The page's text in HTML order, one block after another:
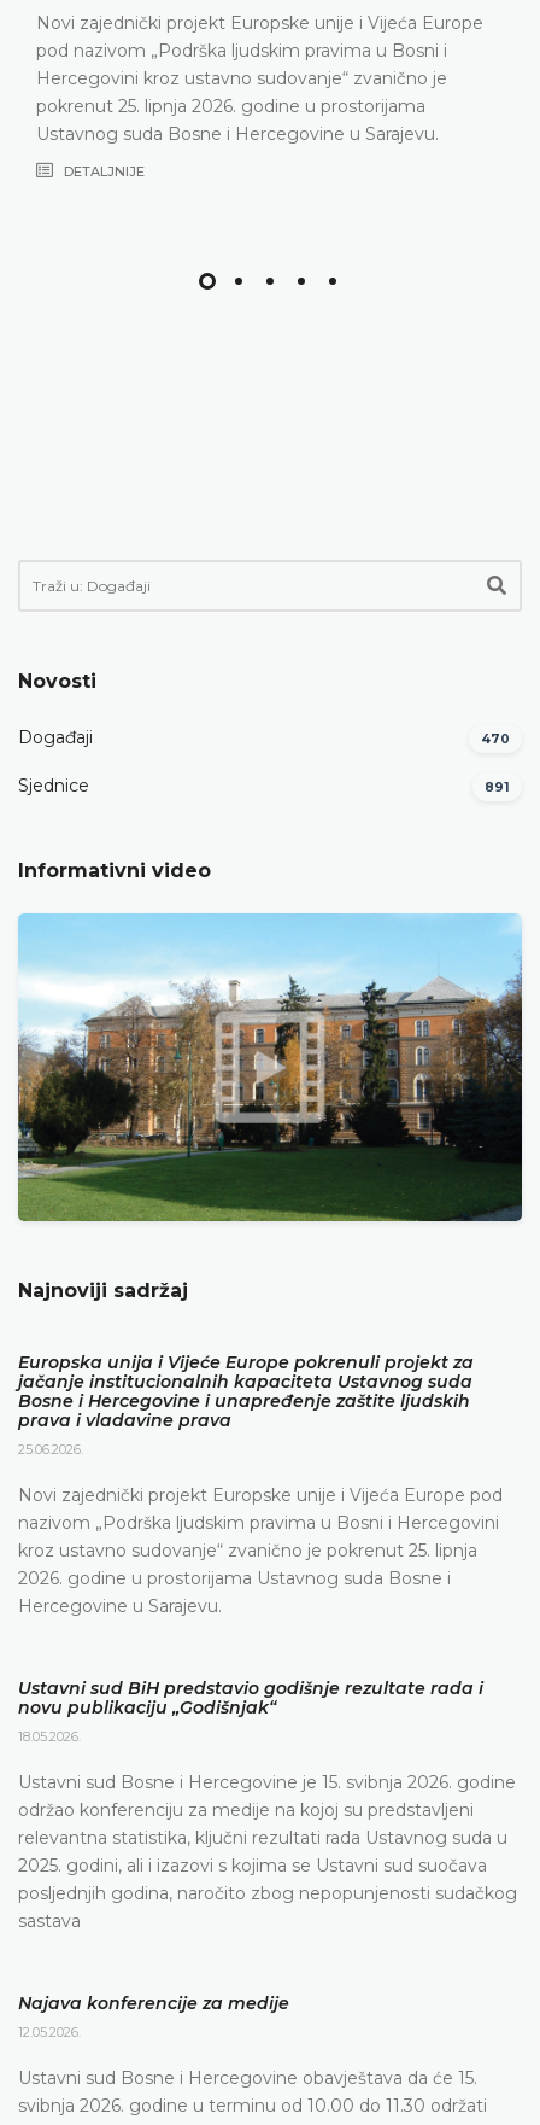
Novi zajednički projekt Europske unije i Vijeća Europe
pod nazivom „Podrška ljudskim pravima u Bosni i
Hercegovini kroz ustavno sudovanje“ zvanično je
pokrenut 25. lipnja 2026. godine u prostorijama
Ustavnog suda Bosne i Hercegovine u Sarajevu.
DETALJNIJE
Novosti
Događaji 470
Sjednice 891
Informativni video
Najnoviji sadržaj
Europska unija i Vijeće Europe pokrenuli projekt za
jačanje institucionalnih kapaciteta Ustavnog suda
Bosne i Hercegovine i unapređenje zaštite ljudskih
prava i vladavine prava
25.06.2026.
Novi zajednički projekt Europske unije i Vijeća Europe pod
nazivom „Podrška ljudskim pravima u Bosni i Hercegovini
kroz ustavno sudovanje“ zvanično je pokrenut 25. lipnja
2026. godine u prostorijama Ustavnog suda Bosne i
Hercegovine u Sarajevu.
Ustavni sud BiH predstavio godišnje rezultate rada i
novu publikaciju „Godišnjak“
18.05.2026.
Ustavni sud Bosne i Hercegovine je 15. svibnja 2026. godine
održao konferenciju za medije na kojoj su predstavljeni
relevantna statistika, ključni rezultati rada Ustavnog suda u
2025. godini, ali i izazovi s kojima se Ustavni sud suočava
posljednjih godina, naročito zbog nepopunjenosti sudačkog
sastava
Najava konferencije za medije
12.05.2026.
Ustavni sud Bosne i Hercegovine obavještava da će 15.
svibnja 2026. godine u terminu od 10.00 do 11.30 održati